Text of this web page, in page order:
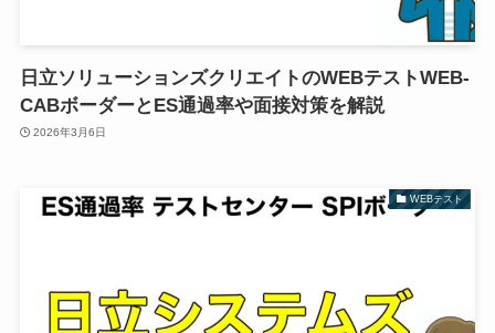
日立ソリューションズクリエイトのWEBテストWEB-
CABボーダーとES通過率や面接対策を解説
2026年3月6日
WEBテスト